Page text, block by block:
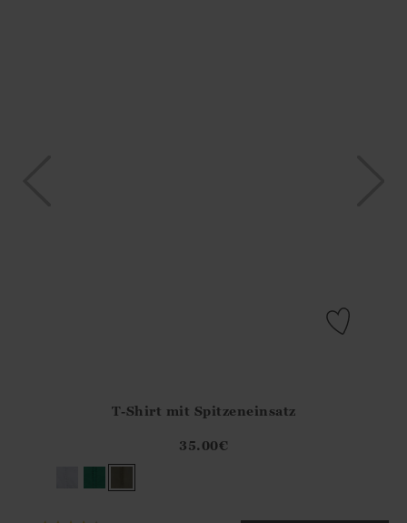
?? ""
T-Shirt mit Spitzeneinsatz
35.00€